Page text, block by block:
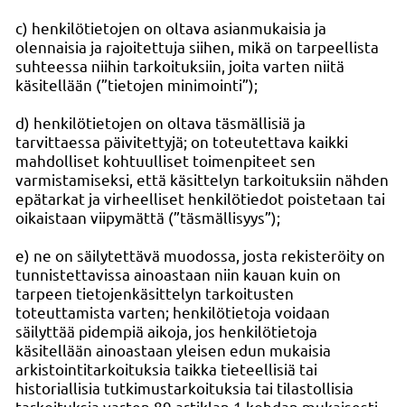
c) henkilötietojen on oltava asianmukaisia ja
olennaisia ja rajoitettuja siihen, mikä on tarpeellista
suhteessa niihin tarkoituksiin, joita varten niitä
käsitellään (”tietojen minimointi”);
d) henkilötietojen on oltava täsmällisiä ja
tarvittaessa päivitettyjä; on toteutettava kaikki
mahdolliset kohtuulliset toimenpiteet sen
varmistamiseksi, että käsittelyn tarkoituksiin nähden
epätarkat ja virheelliset henkilötiedot poistetaan tai
oikaistaan viipymättä (”täsmällisyys”);
e) ne on säilytettävä muodossa, josta rekisteröity on
tunnistettavissa ainoastaan niin kauan kuin on
tarpeen tietojenkäsittelyn tarkoitusten
toteuttamista varten; henkilötietoja voidaan
säilyttää pidempiä aikoja, jos henkilötietoja
käsitellään ainoastaan yleisen edun mukaisia
arkistointitarkoituksia taikka tieteellisiä tai
historiallisia tutkimustarkoituksia tai tilastollisia